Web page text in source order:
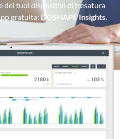
dei tuoi dispositivi di fresatura
gratuita:DGSHAPE Insights.